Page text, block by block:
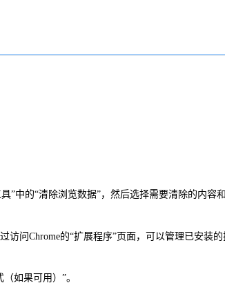
”中的“清除浏览数据”，然后选择需要清除的内容
问Chrome的“扩展程序”页面，可以管理已安装的
如果可用）”。